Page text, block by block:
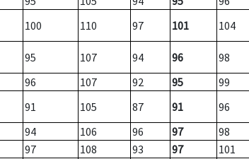
100 110 97 101 104
95 107 94 96
98
96 107 92 95
99
91 105 87 91
96
94 106 96 97
98
97 108 93 97
101